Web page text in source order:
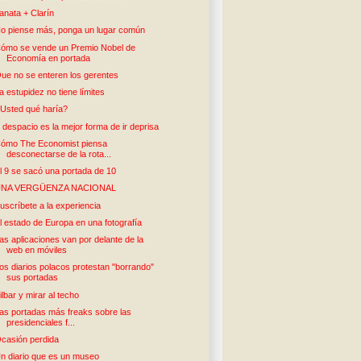
+ Clarín
piense más, ponga un lugar común
se vende un Premio Nobel de
Economía en portada
no se enteren los gerentes
estupidez no tiene límites
qué haría?
despacio es la mejor forma de ir deprisa
The Economist piensa
desconectarse de la rota...
9 se sacó una portada de 10
VERGÜENZA NACIONAL
a la experiencia
estado de Europa en una fotografía
aplicaciones van por delante de la
web en móviles
Los diarios polacos protestan "borrando"
sus portadas
y mirar al techo
portadas más freaks sobre las
presidenciales f...
perdida
diario que es un museo